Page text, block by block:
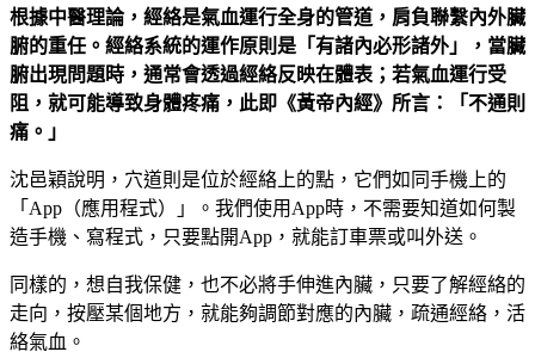
根據中醫理論，經絡是氣血運行全身的管道，肩負聯繫內外臟
腑的重任。經絡系統的運作原則是「有諸內必形諸外」，當臟
腑出現問題時，通常會透過經絡反映在體表；若氣血運行受
阻，就可能導致身體疼痛，此即《黃帝內經》所言：「不通則
痛。」
沈邑穎說明，穴道則是位於經絡上的點，它們如同手機上的
「App（應用程式）」。我們使用App時，不需要知道如何製
造手機、寫程式，只要點開App，就能訂車票或叫外送。
同樣的，想自我保健，也不必將手伸進內臟，只要了解經絡的
走向，按壓某個地方，就能夠調節對應的內臟，疏通經絡，活
絡氣血。